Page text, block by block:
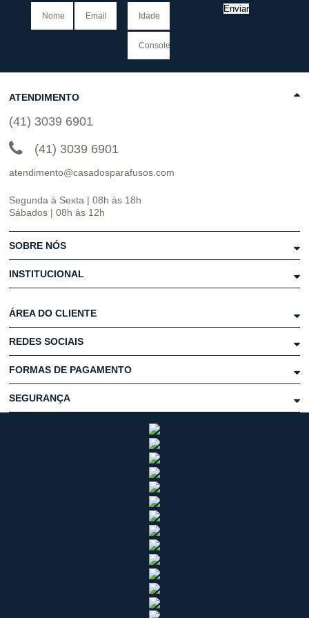
Enviar
ATENDIMENTO
(41) 3039 6901
(41) 3039 6901
atendimento@casadosparafusos.com
Segunda à Sexta | 08h às 18h
Sábados | 08h às 12h
SOBRE NÓS
INSTITUCIONAL
ÁREA DO CLIENTE
REDES SOCIAIS
FORMAS DE PAGAMENTO
SEGURANÇA